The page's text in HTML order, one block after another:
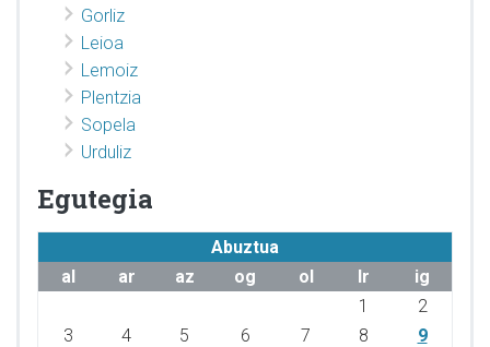
Gorliz
Leioa
Lemoiz
Plentzia
Sopela
Urduliz
Egutegia
Abuztua
al
ar az og ol lr
ig
1
2
3
4 5 6 7 8
9